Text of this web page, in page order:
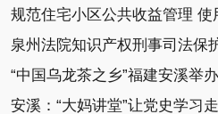
规范住宅小区公共收益管理 使
“中国乌龙茶之乡”福建安溪举
安溪：“大妈讲堂”让党史学习